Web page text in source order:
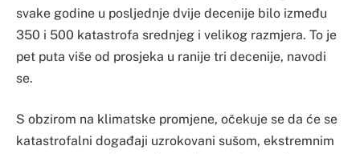
svake godine u posljednje dvije decenije bilo između
350 i 500 katastrofa srednjeg i velikog razmjera. To je
pet puta više od prosjeka u ranije tri decenije, navodi
se.
S obzirom na klimatske promjene, očekuje se da će se
katastrofalni događaji uzrokovani sušom, ekstremnim